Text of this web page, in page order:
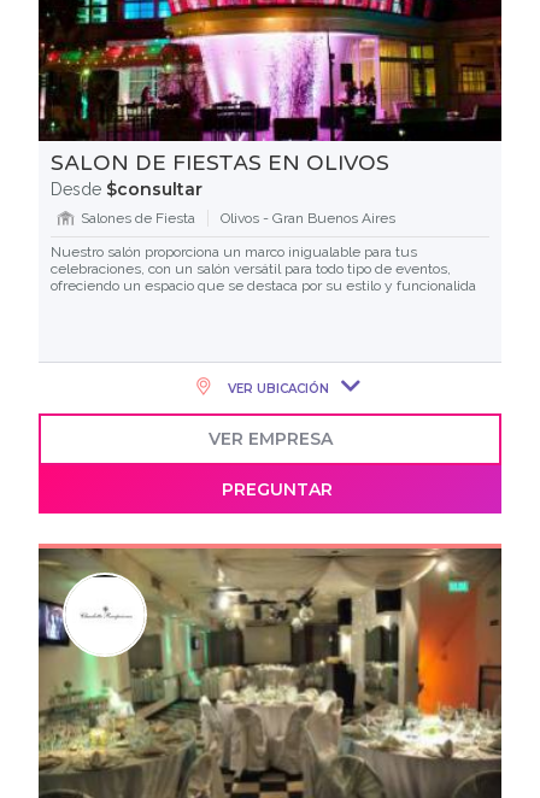
SALON DE FIESTAS EN OLIVOS
Desde $consultar
Salones de Fiesta
Olivos - Gran Buenos Aires
Nuestro salón proporciona un marco inigualable para tus
celebraciones, con un salón versátil para todo tipo de eventos,
ofreciendo un espacio que se destaca por su estilo y funcionalida
VER UBICACIÓN
VER EMPRESA
PREGUNTAR